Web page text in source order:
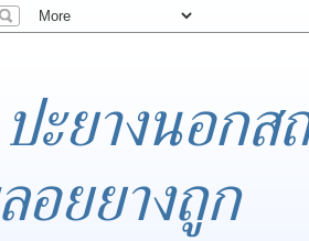
ปะยางนอก
อยยางถูก